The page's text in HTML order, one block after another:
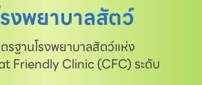
งพยาบาลสัตว์
รฐานโรงพยาบาลสัตว์แห่ง
Friendly Clinic (CFC) ระดับ